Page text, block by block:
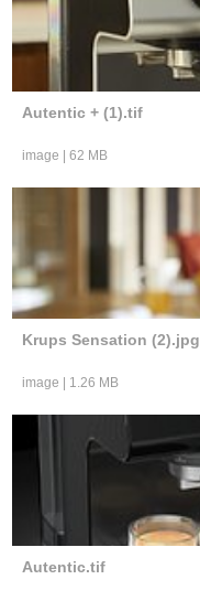
Autentic + (1).tif
image 62 MB
Krups Sensation (2).jpg
image 1.26 MB
Autentic.tif